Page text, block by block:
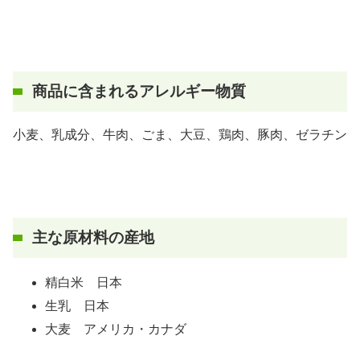
商品に含まれるアレルギー物質
小麦、乳成分、牛肉、ごま、大豆、鶏肉、豚肉、ゼラチン
主な原材料の産地
精白米 日本
生乳 日本
大麦 アメリカ・カナダ